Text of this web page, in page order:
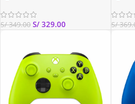
S/349.00 S/ 329.00 S/